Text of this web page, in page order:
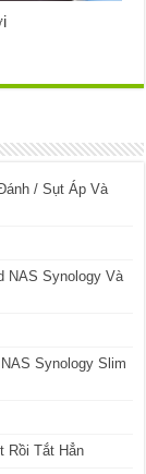
/ Sụt Áp Và
NAS Synology Và
Synology Slim
Rồi Tắt Hẳn